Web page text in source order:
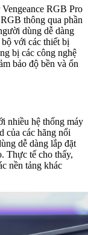
RGB Pro
thông qua phần
dùng dễ dàng
với các thiết bị
bị các công nghệ
bảo độ bền và ổn
nhiều hệ thống máy
của các hãng nổi
dễ dàng lắp đặt
Thực tế cho thấy,
nền tảng khác